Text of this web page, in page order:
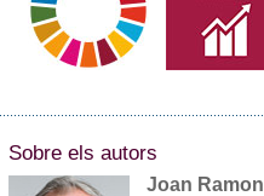
Sobre els autors
Joan